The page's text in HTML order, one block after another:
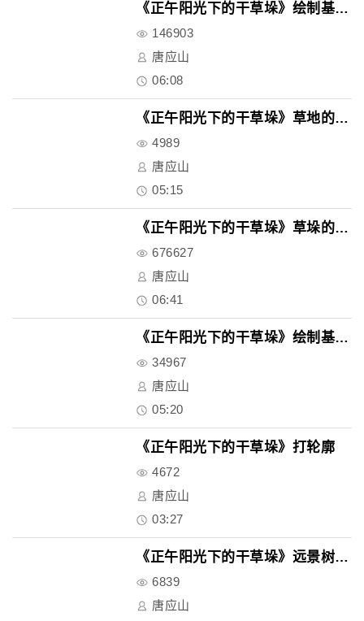
《正午阳光下的干草垛》绘制基本..
146903
唐应山
06:08
《正午阳光下的干草垛》草地的深..
4989
唐应山
05:15
《正午阳光下的干草垛》草垛的深..
676627
唐应山
06:41
《正午阳光下的干草垛》绘制基本..
34967
唐应山
05:20
《正午阳光下的干草垛》打轮廓
4672
唐应山
03:27
《正午阳光下的干草垛》远景树的..
6839
唐应山